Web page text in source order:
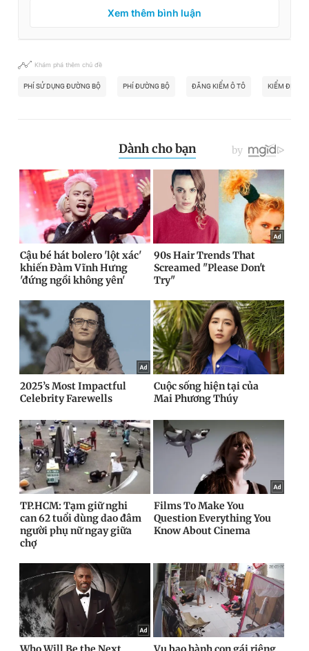
Xem thêm bình luận
Khám phá thêm chủ đề
PHÍ SỬ DỤNG ĐƯỜNG BỘ PHÍ ĐƯỜNG BỘ ĐĂNG KIỂM Ô TÔ KIỂM ĐỊNH Ô